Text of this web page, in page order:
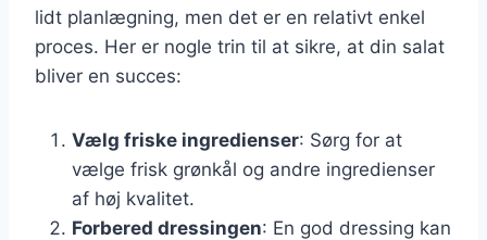
lidt planlægning, men det er en relativt enkel
proces. Her er nogle trin til at sikre, at din salat
bliver en succes:
Vælg friske ingredienser: Sørg for at
vælge frisk grønkål og andre ingredienser
af høj kvalitet.
Forbered dressingen: En god dressing kan